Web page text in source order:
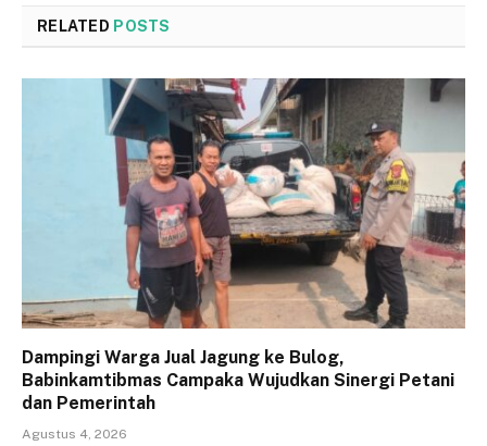
RELATED POSTS
Dampingi Warga Jual Jagung ke Bulog,
Babinkamtibmas Campaka Wujudkan Sinergi Petani
dan Pemerintah
Agustus 4, 2026